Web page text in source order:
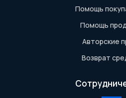
Помощь
Помощь
Авторские
Возврат